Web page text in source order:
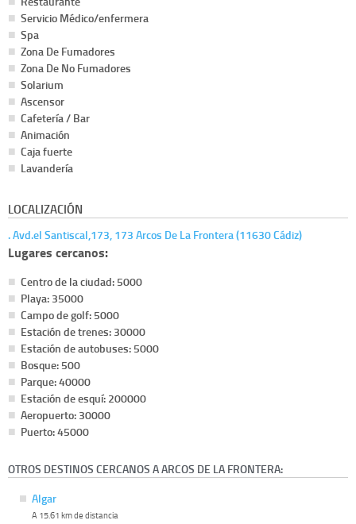
Servicio Médico/enfermera
Spa
Zona De Fumadores
Zona De No Fumadores
Solarium
Ascensor
Cafetería / Bar
Animación
Caja fuerte
Lavandería
LOCALIZACIÓN
. Avd.el Santiscal,173, 173 Arcos De La Frontera (11630 Cádiz)
Lugares cercanos:
Centro de la ciudad: 5000
Playa: 35000
Campo de golf: 5000
Estación de trenes: 30000
Estación de autobuses: 5000
Bosque: 500
Parque: 40000
Estación de esquí: 200000
Aeropuerto: 30000
Puerto: 45000
OTROS DESTINOS CERCANOS A ARCOS DE LA FRONTERA:
Algar
A 15.61 km de distancia